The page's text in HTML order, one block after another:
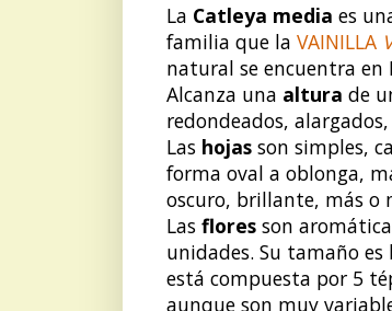
La Catleya media es
familia que la VAINILLA
natural se encuentra en
Alcanza una altura de
redondeados,
Las hojas son simples,
forma oval a oblonga,
oscuro, brillante, más o
Las flores son
unidades. Su tamaño
está compuesta por 5
aunque son muy